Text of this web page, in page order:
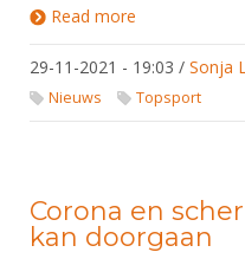
Read more
29-11-2021 - 19:03 / Sonja
Nieuws Topsport
Corona en
kan doorgaan